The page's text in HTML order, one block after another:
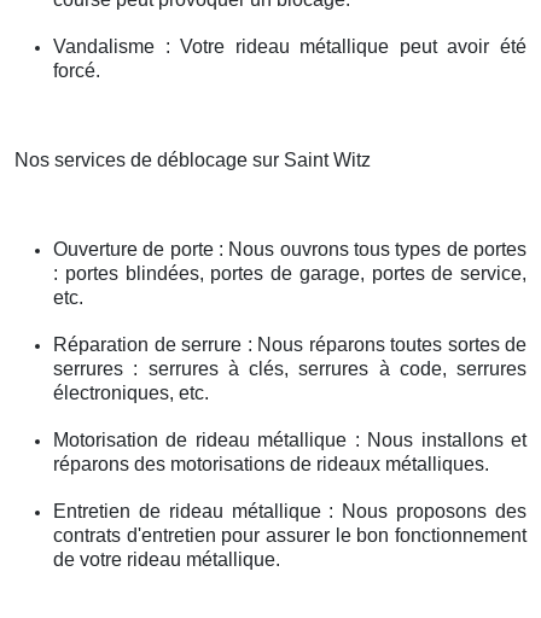
Vandalisme : Votre rideau métallique peut avoir été
forcé.
Nos services de déblocage sur Saint Witz
Ouverture de porte : Nous ouvrons tous types de portes
: portes blindées, portes de garage, portes de service,
etc.
Réparation de serrure : Nous réparons toutes sortes de
serrures : serrures à clés, serrures à code, serrures
électroniques, etc.
Motorisation de rideau métallique : Nous installons et
réparons des motorisations de rideaux métalliques.
Entretien de rideau métallique : Nous proposons des
contrats d'entretien pour assurer le bon fonctionnement
de votre rideau métallique.